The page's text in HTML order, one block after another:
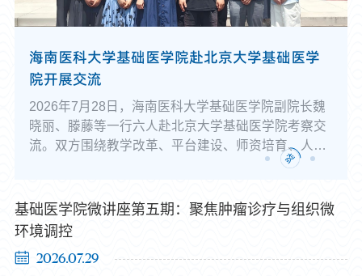
海南医科大学基础医学院赴北京大学基础医学
院开展交流
2026年7月28日，海南医科大学基础医学院副院长魏
晓丽、滕藤等一行六人赴北京大学基础医学院考察交
流。双方围绕教学改革、平台建设、师资培育、人才
培养及高层次人才引进等核心工作展开深度研讨，探
验教学焕新貌考察团实地走访北大基础医学院数智化
教学实验室、生物医学国家级实验教学示范中心等。
北大基础医学院全面完成形态学、解剖实验室数字化
升级，配套裸眼3D解剖系统、AI虚拟病人、...
基础医学院微讲座第五期：聚焦肿瘤诊疗与组织微
环境调控
2026.07.29